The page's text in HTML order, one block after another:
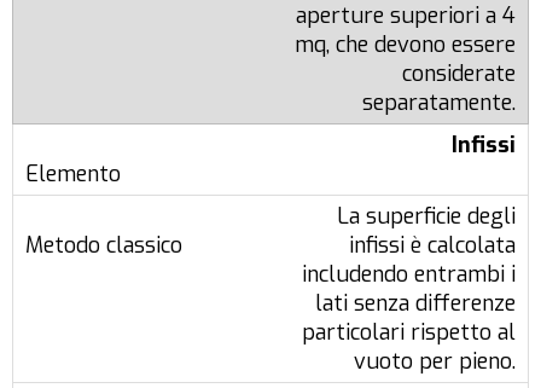
aperture superiori a 4
mq, che devono essere
considerate
separatamente.
Infissi
La superficie degli
infissi è calcolata
includendo entrambi i
lati senza differenze
particolari rispetto al
vuoto per pieno.